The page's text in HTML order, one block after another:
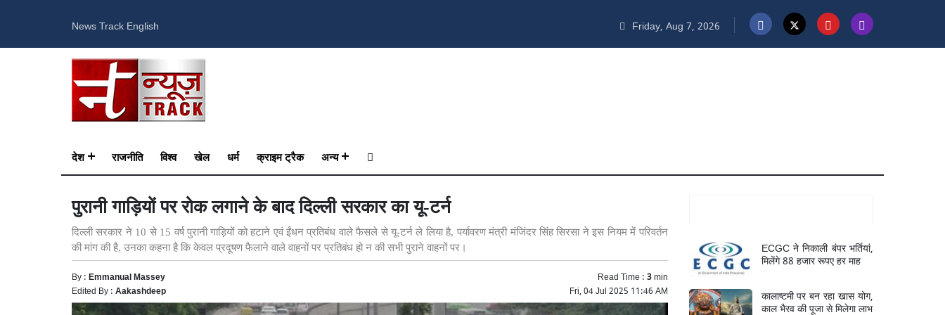
News Track English Friday, Aug 7, 2026
देश राजनीति विश्व खेल धर्म क्राइम ट्रैक अन्य
पुरानी गाड़ियों पर रोक लगाने के बाद दिल्ली सरकार का यू-टर्न
दिल्ली सरकार ने 10 से 15 वर्ष पुरानी गाड़ियों को हटाने एवं ईंधन प्रतिबंध वाले फैसले से यू-टर्न ले लिया है, पर्यावरण मंत्री मंजिंदर सिंह सिरसा ने इस नियम में परिवर्तन
की मांग की है, उनका कहना है कि केवल प्रदूषण फैलाने वाले वाहनों पर प्रतिबंध हो न की सभी पुराने वाहनों पर।
By :Emmanual Massey Read Time :3min
Edited By :Aakashdeep Fri, 04 Jul 2025 11:46 AM
ECGC ने निकाली बंपर भर्तियां,
मिलेंगे 88 हजार रूपए हर माह
कालाष्टमी पर बन रहा खास योग,
काल भैरव की पूजा से मिलेगा लाभ